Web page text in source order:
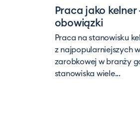
Praca jako
obowiązki
Praca na stanowisku
z najpopularniejszych
zarobkowej w branży
stanowiska wiele...